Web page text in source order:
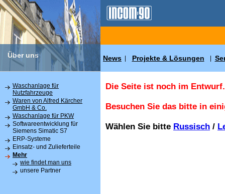
Über uns News Projekte & Lösungen
Waschanlage für
Nutzfahrzeuge
Waren von Alfred Kärcher
GmbH & Co.
Waschanlage für PKW
Softwareentwicklung für
Siemens Simatic S7
ERP-Systeme
Einsatz- und Zulieferteile
Mehr
wie findet man uns
unsere Partner
Die Seite ist noch im Entwurf.
Besuchen Sie das bitte in
Wählen Sie bitte Russisch /